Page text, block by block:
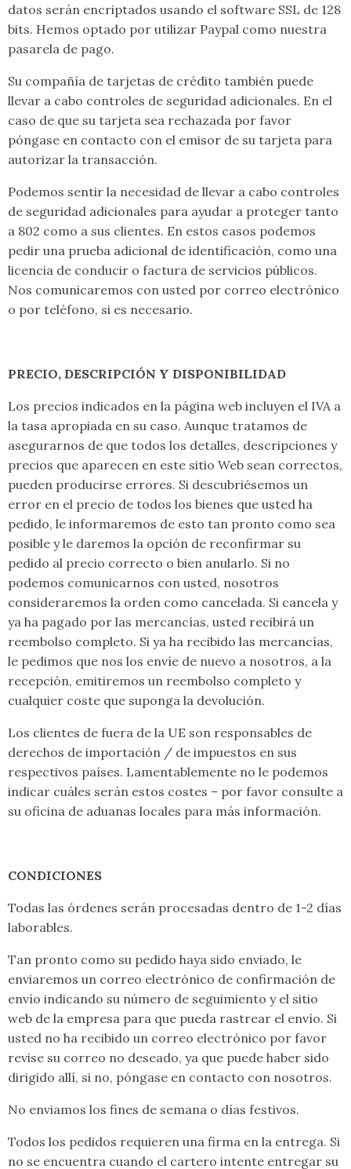
datos serán encriptados usando el software SSL de 128
bits. Hemos optado por utilizar Paypal como nuestra
pasarela de pago.
Su compañía de tarjetas de crédito también puede
llevar a cabo controles de seguridad adicionales. En el
caso de que su tarjeta sea rechazada por favor
póngase en contacto con el emisor de su tarjeta para
autorizar la transacción.
Podemos sentir la necesidad de llevar a cabo controles
de seguridad adicionales para ayudar a proteger tanto
a 802 como a sus clientes. En estos casos podemos
pedir una prueba adicional de identificación, como una
licencia de conducir o factura de servicios públicos.
Nos comunicaremos con usted por correo electrónico
o por teléfono, si es necesario.
PRECIO, DESCRIPCIÓN Y DISPONIBILIDAD
Los precios indicados en la página web incluyen el IVA a
la tasa apropiada en su caso. Aunque tratamos de
asegurarnos de que todos los detalles, descripciones y
precios que aparecen en este sitio Web sean correctos,
pueden producirse errores. Si descubriésemos un
error en el precio de todos los bienes que usted ha
pedido, le informaremos de esto tan pronto como sea
posible y le daremos la opción de reconfirmar su
pedido al precio correcto o bien anularlo. Si no
podemos comunicarnos con usted, nosotros
consideraremos la orden como cancelada. Si cancela y
ya ha pagado por las mercancías, usted recibirá un
reembolso completo. Si ya ha recibido las mercancías,
le pedimos que nos los envíe de nuevo a nosotros, a la
recepción, emitiremos un reembolso completo y
cualquier coste que suponga la devolución.
Los clientes de fuera de la UE son responsables de
derechos de importación / de impuestos en sus
respectivos países. Lamentablemente no le podemos
indicar cuáles serán estos costes – por favor consulte a
su oficina de aduanas locales para más información.
CONDICIONES
Todas las órdenes serán procesadas dentro de 1-2 días
laborables.
Tan pronto como su pedido haya sido enviado, le
enviaremos un correo electrónico de confirmación de
envío indicando su número de seguimiento y el sitio
web de la empresa para que pueda rastrear el envío. Si
usted no ha recibido un correo electrónico por favor
revise su correo no deseado, ya que puede haber sido
dirigido allí, si no, póngase en contacto con nosotros.
No enviamos los fines de semana o días festivos.
Todos los pedidos requieren una firma en la entrega. Si
no se encuentra cuando el cartero intente entregar su